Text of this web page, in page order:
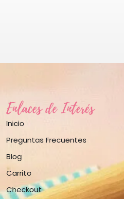
Enlaces de Interés
Inicio
Preguntas Frecuentes
Blog
Carrito
Checkout